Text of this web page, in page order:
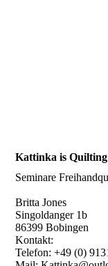
Kattinka is Quilting
Seminare
Britta Jones
Singoldanger 1b
86399 Bobingen
Kontakt:
Telefon: +49 (0)